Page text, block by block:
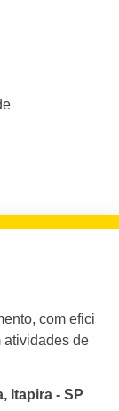
com efici
atividades de
Itapira - SP